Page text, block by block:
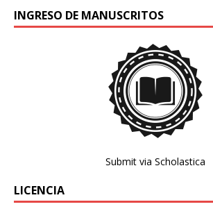
INGRESO DE MANUSCRITOS
Submit via Scholastica
LICENCIA